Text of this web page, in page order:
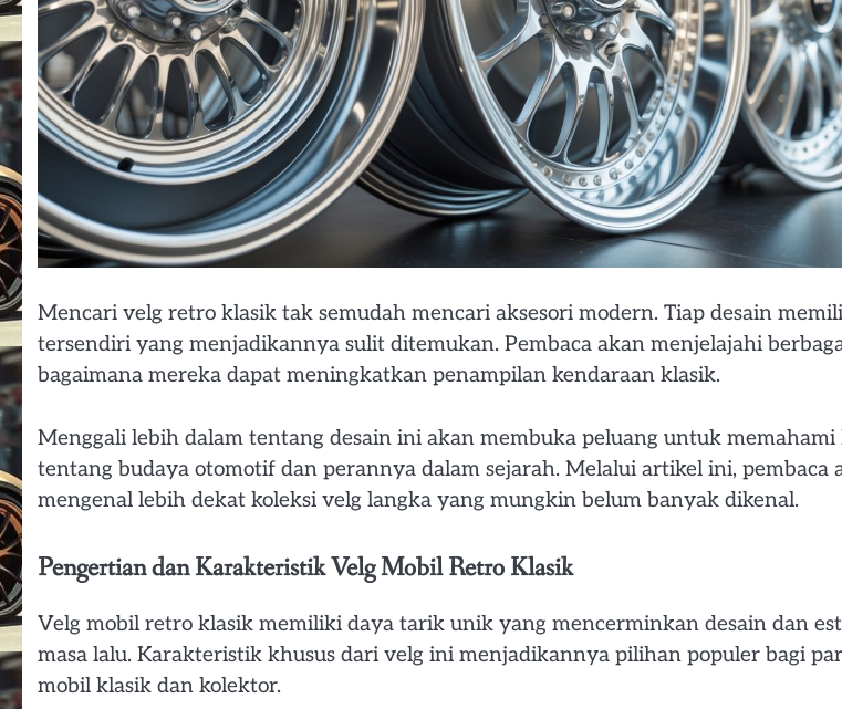
Mencari velg retro klasik tak semudah mencari aksesori modern. Tiap desain
tersendiri yang menjadikannya sulit ditemukan. Pembaca akan menjelajahi
bagaimana mereka dapat meningkatkan penampilan kendaraan klasik.
Menggali lebih dalam tentang desain ini akan membuka peluang untuk
tentang budaya otomotif dan perannya dalam sejarah. Melalui artikel ini, pembaca
mengenal lebih dekat koleksi velg langka yang mungkin belum banyak dikenal.
Pengertian dan Karakteristik Velg Mobil Retro Klasik
Velg mobil retro klasik memiliki daya tarik unik yang mencerminkan desain dan
masa lalu. Karakteristik khusus dari velg ini menjadikannya pilihan populer bagi
mobil klasik dan kolektor.